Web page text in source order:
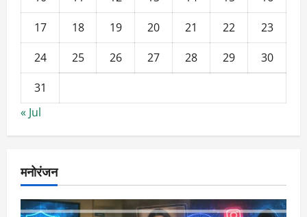
17
18 19 20 21 22
23
24
25 26 27 28 29
30
31
« Jul
मनोरंजन